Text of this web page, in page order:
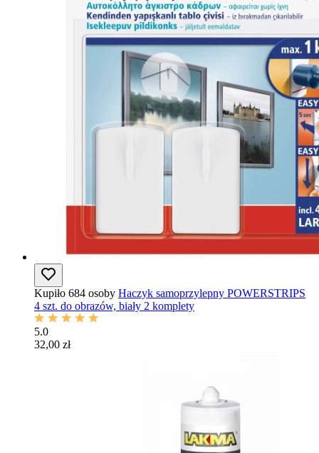
Kupiło 684 osoby Haczyk samoprzylepny POWERSTRIPS
4 szt. do obrazów, biały 2 komplety
5.0
32,00 zł